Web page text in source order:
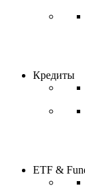
Кредиты
ETF &